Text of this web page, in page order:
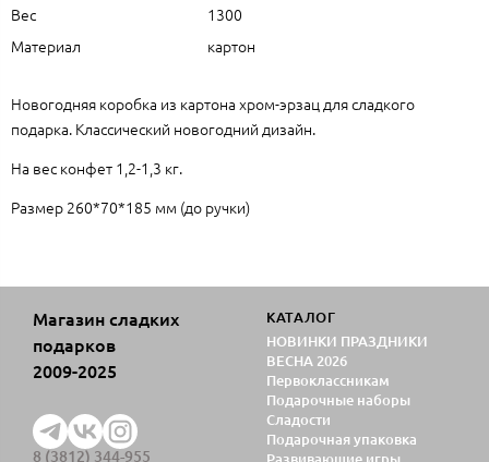
Вес
1300
Материал
картон
Новогодняя коробка из картона хром-эрзац для сладкого
подарка. Классический новогодний дизайн.
На вес конфет 1,2-1,3 кг.
Размер 260*70*185 мм (до ручки)
Магазин сладких
подарков
2009-2025
8 (3812) 344-955
КАТАЛОГ
НОВИНКИ ПРАЗДНИКИ
ВЕСНА 2026
Первоклассникам
Подарочные наборы
Сладости
Подарочная упаковка